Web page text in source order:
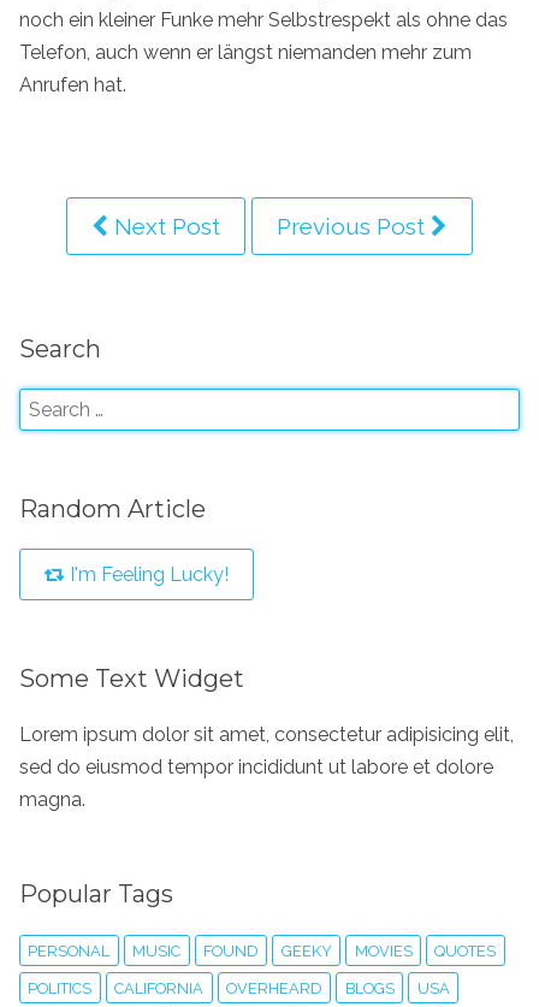
noch ein kleiner Funke mehr Selbstrespekt als ohne das
Telefon, auch wenn er längst niemanden mehr zum
Anrufen hat.
Next Post Previous Post
Search
Random Article
I'm Feeling Lucky!
Some Text Widget
Lorem ipsum dolor sit amet, consectetur adipisicing elit,
sed do eiusmod tempor incididunt ut labore et dolore
magna.
Popular Tags
PERSONAL MUSIC FOUND GEEKY MOVIES QUOTES
POLITICS CALIFORNIA OVERHEARD BLOGS USA